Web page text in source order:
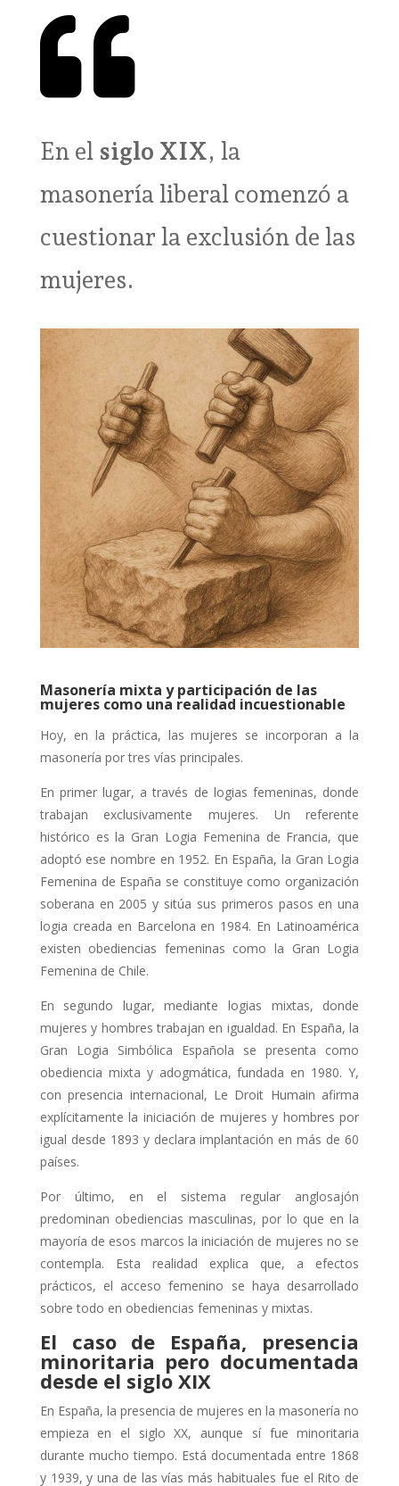

En el siglo XIX, la
masonería liberal comenzó a
cuestionar la exclusión de las
mujeres.
Masonería mixta y participación de las
mujeres como una realidad incuestionable
Hoy, en la práctica, las mujeres se incorporan a la
masonería por tres vías principales.
En primer lugar, a través de logias femeninas, donde
trabajan exclusivamente mujeres. Un referente
histórico es la Gran Logia Femenina de Francia, que
adoptó ese nombre en 1952. En España, la Gran Logia
Femenina de España se constituye como organización
soberana en 2005 y sitúa sus primeros pasos en una
logia creada en Barcelona en 1984. En Latinoamérica
existen obediencias femeninas como la Gran Logia
Femenina de Chile.
En segundo lugar, mediante logias mixtas, donde
mujeres y hombres trabajan en igualdad. En España, la
Gran Logia Simbólica Española se presenta como
obediencia mixta y adogmática, fundada en 1980.Y,
con presencia internacional, Le Droit Humain afirma
explícitamente la iniciación de mujeres y hombres por
igual desde 1893 y declara implantación en más de 60
países.
Por último, en el sistema regular anglosajón
predominan obediencias masculinas, por lo que en la
mayoría de esos marcos la iniciación de mujeres no se
contempla. Esta realidad explica que, a efectos
prácticos, el acceso femenino se haya desarrollado
sobre todo en obediencias femeninas y mixtas.
El caso de España, presencia
minoritaria pero documentada
desde el siglo XIX
En España, la presencia de mujeres en la masonería no
empieza en el siglo XX, aunque sí fue minoritaria
durante mucho tiempo. Está documentada entre 1868
y 1939, y una de las vías más habituales fue el Rito de